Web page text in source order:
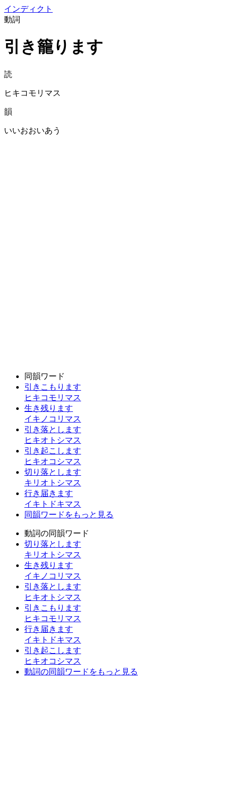
インディクト
動詞
引き籠ります
読
ヒキコモリマス
韻
いいおおいあう
同韻ワード
引きこもります
ヒキコモリマス
生き残ります
イキノコリマス
引き落とします
ヒキオトシマス
引き起こします
ヒキオコシマス
切り落とします
キリオトシマス
行き届きます
イキトドキマス
同韻ワードをもっと見る
動詞の同韻ワード
切り落とします
キリオトシマス
生き残ります
イキノコリマス
引き落とします
ヒキオトシマス
引きこもります
ヒキコモリマス
行き届きます
イキトドキマス
引き起こします
ヒキオコシマス
動詞の同韻ワードをもっと見る